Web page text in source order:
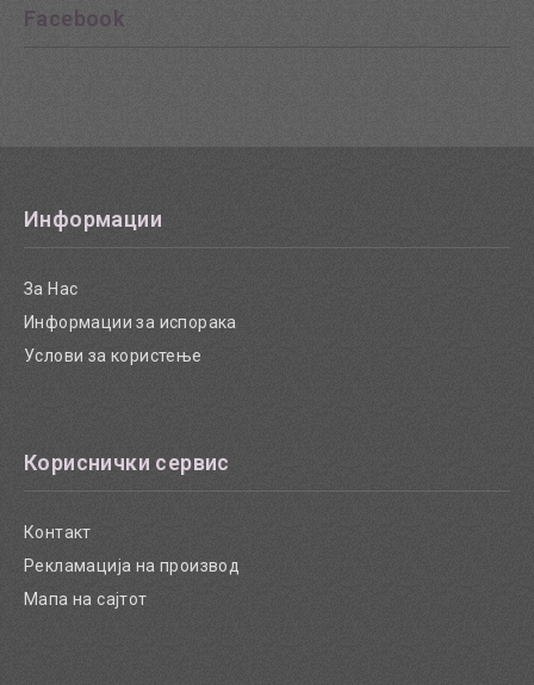
Facebook
Информации
За Нас
Информации за испорака
Услови за користење
Кориснички сервис
Контакт
Рекламација на производ
Мапа на сајтот